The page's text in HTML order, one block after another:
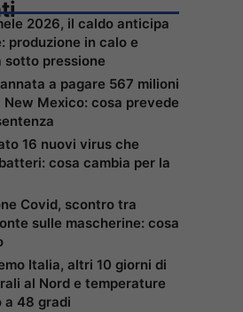
2026, il caldo anticipa
produzione in calo e
pressione
a pagare 567 milioni
Mexico: cosa prevede
16 nuovi virus che
cosa cambia per la
Covid, scontro tra
sulle mascherine: cosa
Italia, altri 10 giorni di
al Nord e temperature
a 48 gradi